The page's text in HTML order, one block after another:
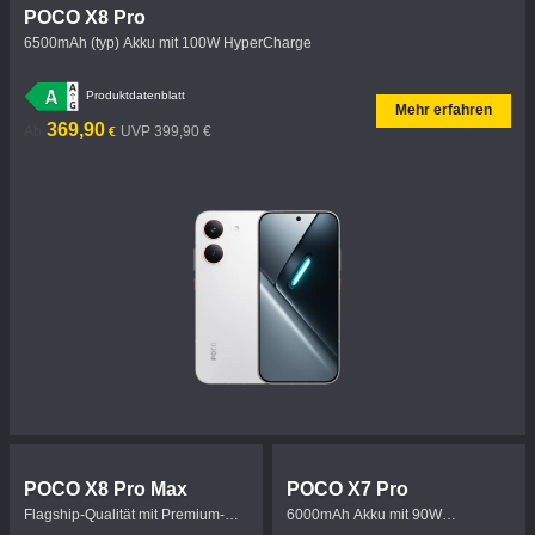
POCO X8 Pro
6500mAh (typ) Akku mit 100W HyperCharge
Produktdatenblatt
369,90 €
Current Price €369.9UVP 399,90 €
UVP 399,90 €
Mehr erfahren
POCO X8 Pro Max
Flagship-Qualität mit Premium-
POCO X7 Pro
6000mAh Akku mit 90W